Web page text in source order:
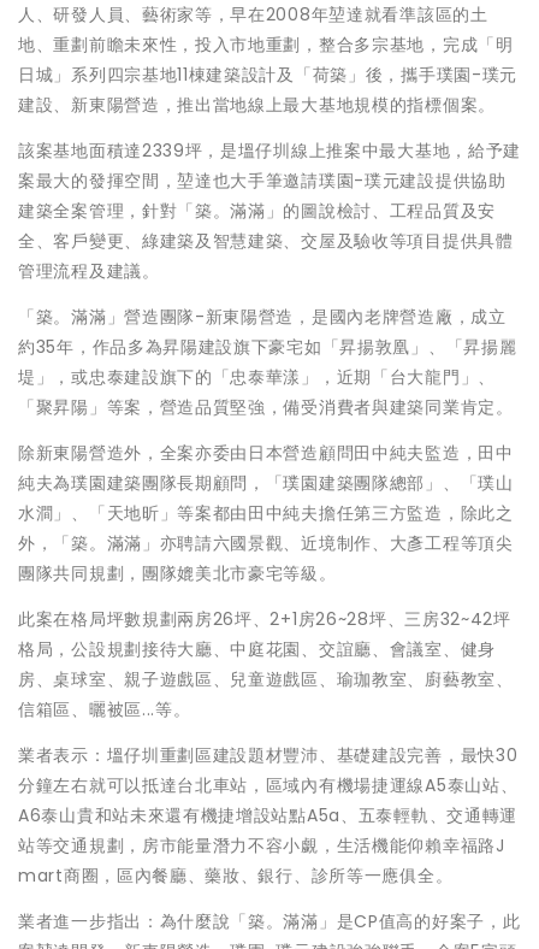
人、研發人員、藝術家等，早在2008年堃達就看準該區的土
地、重劃前瞻未來性，投入市地重劃，整合多宗基地，完成「明
日城」系列四宗基地11棟建築設計及「荷築」後，攜手璞園-璞元
建設、新東陽營造，推出當地線上最大基地規模的指標個案。
該案基地面積達2339坪，是塭仔圳線上推案中最大基地，給予建
案最大的發揮空間，堃達也大手筆邀請璞園-璞元建設提供協助
建築全案管理，針對「築。滿滿」的圖說檢討、工程品質及安
全、客戶變更、綠建築及智慧建築、交屋及驗收等項目提供具體
管理流程及建議。
「築。滿滿」營造團隊-新東陽營造，是國內老牌營造廠，成立
約35年，作品多為昇陽建設旗下豪宅如「昇揚敦凰」、「昇揚麗
堤」，或忠泰建設旗下的「忠泰華漾」，近期「台大龍門」、
「聚昇陽」等案，營造品質堅強，備受消費者與建築同業肯定。
除新東陽營造外，全案亦委由日本營造顧問田中純夫監造，田中
純夫為璞園建築團隊長期顧問，「璞園建築團隊總部」、「璞山
水澗」、「天地昕」等案都由田中純夫擔任第三方監造，除此之
外，「築。滿滿」亦聘請六國景觀、近境制作、大彥工程等頂尖
團隊共同規劃，團隊媲美北市豪宅等級。
此案在格局坪數規劃兩房26坪、2+1房26~28坪、三房32~42坪
格局，公設規劃接待大廳、中庭花園、交誼廳、會議室、健身
房、桌球室、親子遊戲區、兒童遊戲區、瑜珈教室、廚藝教室、
信箱區、曬被區...等。
業者表示：塭仔圳重劃區建設題材豐沛、基礎建設完善，最快30
分鐘左右就可以抵達台北車站，區域內有機場捷運線A5泰山站、
A6泰山貴和站未來還有機捷增設站點A5a、五泰輕軌、交通轉運
站等交通規劃，房市能量潛力不容小覷，生活機能仰賴幸福路J
mart商圈，區內餐廳、藥妝、銀行、診所等一應俱全。
業者進一步指出：為什麼說「築。滿滿」是CP值高的好案子，此